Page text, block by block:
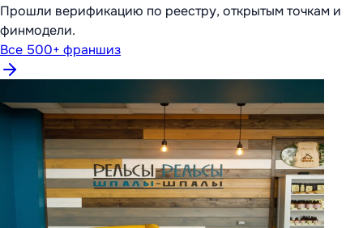
Прошли верификацию по реестру, открытым точкам и
финмодели.
Все 500+ франшиз